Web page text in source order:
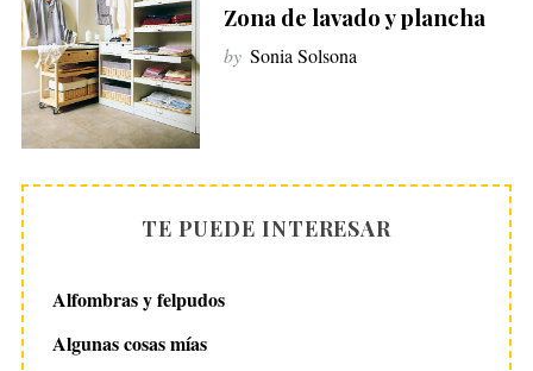
Zona de lavado y plancha
by Sonia Solsona
TE PUEDE INTERESAR
Alfombras y felpudos
Algunas cosas mías